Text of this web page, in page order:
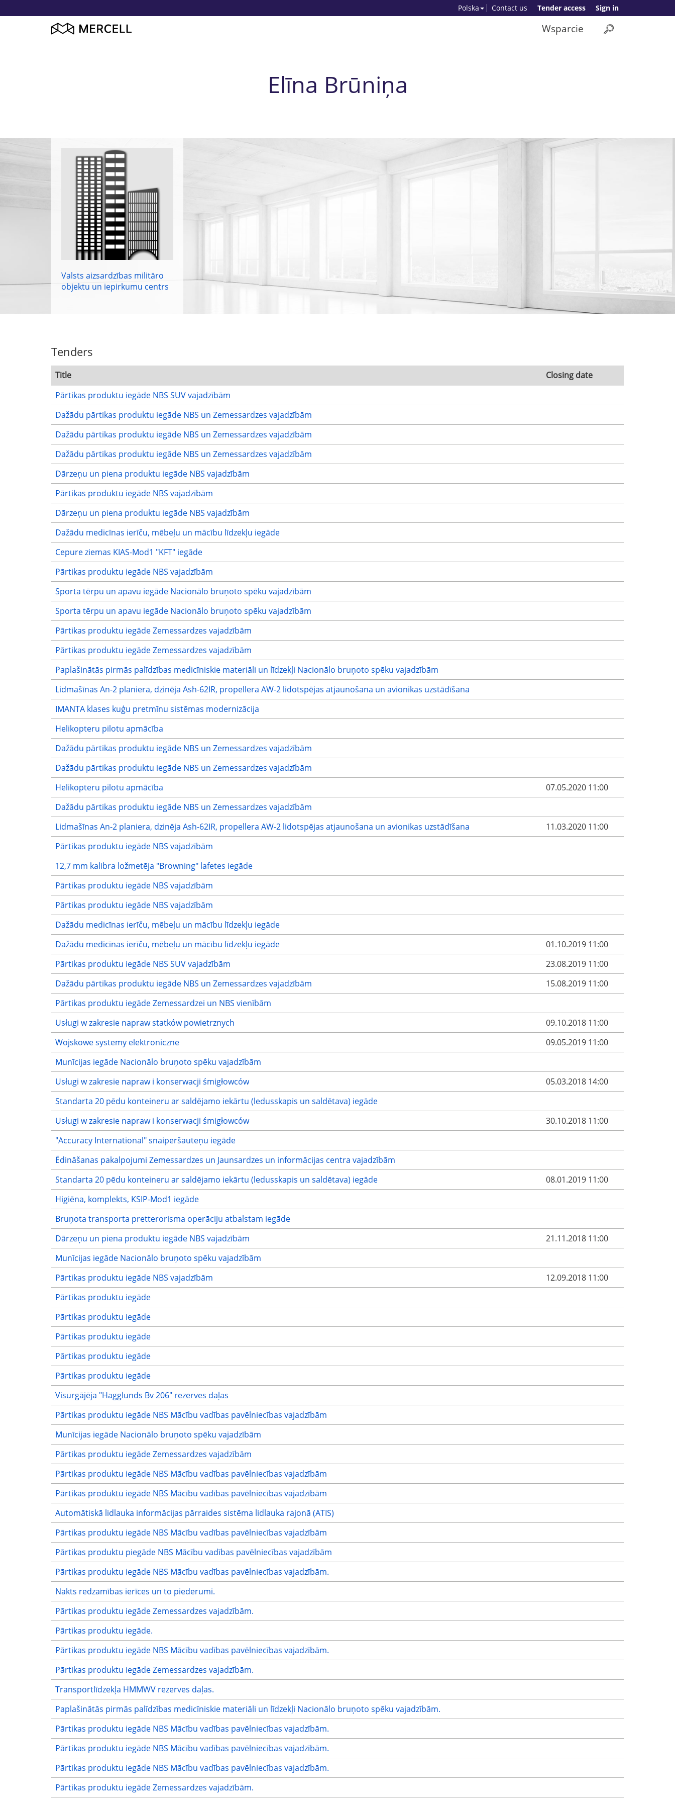
Sign in
Tender access
Contact us
Polska
Wsparcie
Elīna Brūniņa
Valsts aizsardzības militāro
objektu un iepirkumu centrs
Tenders
Title
Closing date
Pārtikas produktu iegāde NBS SUV vajadzībām
Dažādu pārtikas produktu iegāde NBS un Zemessardzes vajadzībām
Dažādu pārtikas produktu iegāde NBS un Zemessardzes vajadzībām
Dažādu pārtikas produktu iegāde NBS un Zemessardzes vajadzībām
Dārzeņu un piena produktu iegāde NBS vajadzībām
Pārtikas produktu iegāde NBS vajadzībām
Dārzeņu un piena produktu iegāde NBS vajadzībām
Dažādu medicīnas ierīču, mēbeļu un mācību līdzekļu iegāde
Cepure ziemas KIAS-Mod1 "KFT" iegāde
Pārtikas produktu iegāde NBS vajadzībām
Sporta tērpu un apavu iegāde Nacionālo bruņoto spēku vajadzībām
Sporta tērpu un apavu iegāde Nacionālo bruņoto spēku vajadzībām
Pārtikas produktu iegāde Zemessardzes vajadzībām
Pārtikas produktu iegāde Zemessardzes vajadzībām
Paplašinātās pirmās palīdzības medicīniskie materiāli un līdzekļi Nacionālo bruņoto spēku vajadzībām
Lidmašīnas An-2 planiera, dzinēja Ash-62IR, propellera AW-2 lidotspējas atjaunošana un avionikas uzstādīšana
IMANTA klases kuģu pretmīnu sistēmas modernizācija
Helikopteru pilotu apmācība
Dažādu pārtikas produktu iegāde NBS un Zemessardzes vajadzībām
Dažādu pārtikas produktu iegāde NBS un Zemessardzes vajadzībām
Helikopteru pilotu apmācība
07.05.2020 11:00
Dažādu pārtikas produktu iegāde NBS un Zemessardzes vajadzībām
Lidmašīnas An-2 planiera, dzinēja Ash-62IR, propellera AW-2 lidotspējas atjaunošana un avionikas uzstādīšana
11.03.2020 11:00
Pārtikas produktu iegāde NBS vajadzībām
12,7 mm kalibra ložmetēja "Browning" lafetes iegāde
Pārtikas produktu iegāde NBS vajadzībām
Pārtikas produktu iegāde NBS vajadzībām
Dažādu medicīnas ierīču, mēbeļu un mācību līdzekļu iegāde
Dažādu medicīnas ierīču, mēbeļu un mācību līdzekļu iegāde
01.10.2019 11:00
Pārtikas produktu iegāde NBS SUV vajadzībām
23.08.2019 11:00
Dažādu pārtikas produktu iegāde NBS un Zemessardzes vajadzībām
15.08.2019 11:00
Pārtikas produktu iegāde Zemessardzei un NBS vienībām
Usługi w zakresie napraw statków powietrznych
09.10.2018 11:00
Wojskowe systemy elektroniczne
09.05.2019 11:00
Munīcijas iegāde Nacionālo bruņoto spēku vajadzībām
Usługi w zakresie napraw i konserwacji śmigłowców
05.03.2018 14:00
Standarta 20 pēdu konteineru ar saldējamo iekārtu (ledusskapis un saldētava) iegāde
Usługi w zakresie napraw i konserwacji śmigłowców
30.10.2018 11:00
"Accuracy International" snaiperšauteņu iegāde
Ēdināšanas pakalpojumi Zemessardzes un Jaunsardzes un informācijas centra vajadzībām
Standarta 20 pēdu konteineru ar saldējamo iekārtu (ledusskapis un saldētava) iegāde
08.01.2019 11:00
Higiēna, komplekts, KSIP-Mod1 iegāde
Bruņota transporta pretterorisma operāciju atbalstam iegāde
Dārzeņu un piena produktu iegāde NBS vajadzībām
21.11.2018 11:00
Munīcijas iegāde Nacionālo bruņoto spēku vajadzībām
Pārtikas produktu iegāde NBS vajadzībām
12.09.2018 11:00
Pārtikas produktu iegāde
Pārtikas produktu iegāde
Pārtikas produktu iegāde
Pārtikas produktu iegāde
Pārtikas produktu iegāde
Visurgājēja "Hagglunds Bv 206" rezerves daļas
Pārtikas produktu iegāde NBS Mācību vadības pavēlniecības vajadzībām
Munīcijas iegāde Nacionālo bruņoto spēku vajadzībām
Pārtikas produktu iegāde Zemessardzes vajadzībām
Pārtikas produktu iegāde NBS Mācību vadības pavēlniecības vajadzībām
Pārtikas produktu iegāde NBS Mācību vadības pavēlniecības vajadzībām
Automātiskā lidlauka informācijas pārraides sistēma lidlauka rajonā (ATIS)
Pārtikas produktu iegāde NBS Mācību vadības pavēlniecības vajadzībām
Pārtikas produktu piegāde NBS Mācību vadības pavēlniecības vajadzībām
Pārtikas produktu iegāde NBS Mācību vadības pavēlniecības vajadzībām.
Nakts redzamības ierīces un to piederumi.
Pārtikas produktu iegāde Zemessardzes vajadzībām.
Pārtikas produktu iegāde.
Pārtikas produktu iegāde NBS Mācību vadības pavēlniecības vajadzībām.
Pārtikas produktu iegāde Zemessardzes vajadzībām.
Transportlīdzekļa HMMWV rezerves daļas.
Paplašinātās pirmās palīdzības medicīniskie materiāli un līdzekļi Nacionālo bruņoto spēku vajadzībām.
Pārtikas produktu iegāde NBS Mācību vadības pavēlniecības vajadzībām.
Pārtikas produktu iegāde NBS Mācību vadības pavēlniecības vajadzībām.
Pārtikas produktu iegāde NBS Mācību vadības pavēlniecības vajadzībām.
Pārtikas produktu iegāde Zemessardzes vajadzībām.